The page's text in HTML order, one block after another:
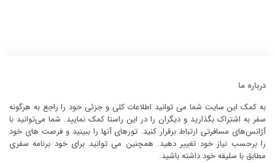
درباره ما
به کمک این سایت شما می توانید اطلاعات کلی و جزئی خود را راجع به هرگونه
سفر به اشتراک بگذارید و دیگران را در این راستا کمک نمایید. شما می‌توانید با
آژانس‌های مسافرتی ارتباط برقرار کنید. تورهای آنها را ببینید و فرصت های خود
را برحسب نیاز خود تغییر دهید. همچنین می توانید برای خود برنامه سفری
مطابق با سلیقه خود داشته باشید.